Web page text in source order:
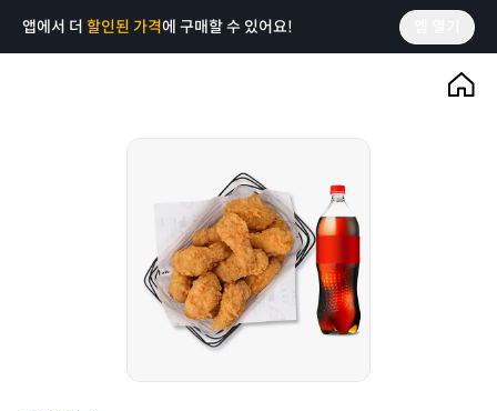
앱에서 더 할인된 가격에 구매할 수 있어요!